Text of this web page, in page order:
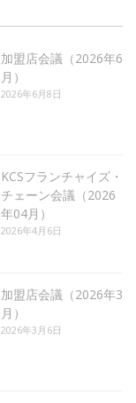
加盟店会議（2026年6
月）
2026年6月8日
KCSフランチャイズ・
チェーン会議（2026
年04月）
2026年4月6日
加盟店会議（2026年3
月）
2026年3月6日